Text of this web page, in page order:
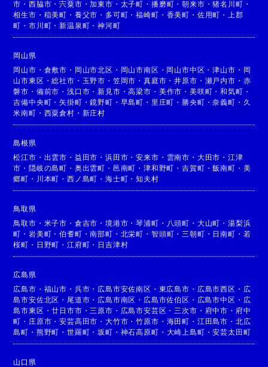
市 ・西脇市 ・宍粟市 ・加東市 ・ 太子町 ・ 播磨町 ・朝来市 ・猪名川町 ・
相生市 ・ 稲美町 ・ 養父市 ・ 多可町 ・福崎町 ・ 香美町 ・ 佐用町 ・ 上郡
町 ・市川町 ・新温泉町 ・神河町
岡山県
岡山市 ・ 倉敷市 ・ 岡山市北区 ・ 岡山市南区 ・ 岡山市中区 ・津山市 ・ 岡
山市東区 ・総社市 ・ 玉野市 ・ 笠岡市 ・真庭市 ・井原市 ・ 瀬戸内市 ・ 赤
磐市 ・ 備前市 ・浅口市 ・新見市 ・高梁市 ・ 美作市 ・ 美咲町 ・和気町 ・
吉備中央町 ・矢掛町 ・鏡野町 ・ 早島町 ・ 里庄町 ・ 勝央町 ・奈義町 ・ 久
米南町 ・ 西粟倉村 ・ 新庄村
島根県
松江市 ・ 出雲市 ・ 益田市 ・浜田市 ・安来市 ・ 雲南市 ・ 大田市 ・ 江津
市 ・ 隠岐の島町 ・ 奥出雲町 ・ 邑南町 ・津和野町 ・吉賀町 ・飯南町 ・ 美
郷町 ・ 川本町 ・西ノ島町 ・海士町 ・知夫村
鳥取県
鳥取市 ・ 米子市 ・ 倉吉市 ・境港市 ・琴浦町 ・ 八頭町 ・ 大山町 ・ 湯梨浜
町 ・岩美町 ・伯耆町 ・南部町 ・ 北栄町 ・ 智頭町 ・三朝町 ・ 日南町 ・ 若
桜町 ・ 日野町 ・江府町 ・ 日吉津村
広島県
広島市 ・ 福山市 ・ 呉市 ・ 広島市安佐南区 ・ 東広島市 ・ 広島市西区 ・ 広
島市安佐北区 ・ 尾道市 ・ 広島市南区 ・ 広島市佐伯区 ・ 広島市中区 ・ 広
島市東区 ・廿日市市 ・三原市 ・ 広島市安芸区 ・三次市 ・ 府中市 ・ 府中
町 ・ 庄原市 ・安芸高田市 ・大竹市 ・竹原市 ・ 海田町 ・ 江田島市 ・ 北広
島町 ・ 熊野町 ・世羅町 ・坂町 ・ 神石高原町 ・ 大崎上島町 ・安芸太田町
山口県